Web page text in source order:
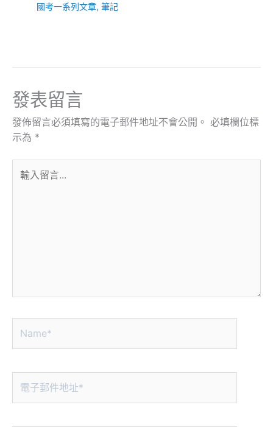
國考一系列文章, 筆記
發表留言
發佈留言必須填寫的電子郵件地址不會公開。 必填欄位標
示為 *
入
件